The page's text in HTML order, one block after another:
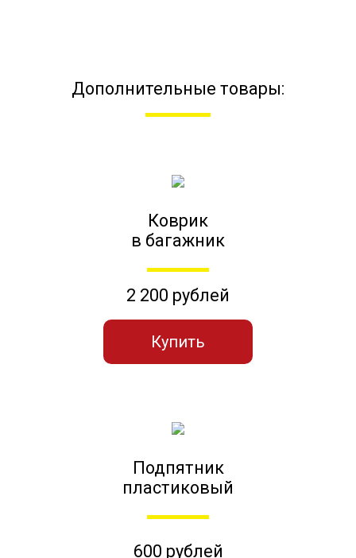
Дополнительные товары:
Коврик
в багажник
2 200 рублей
Купить
Подпятник
пластиковый
600 рублей